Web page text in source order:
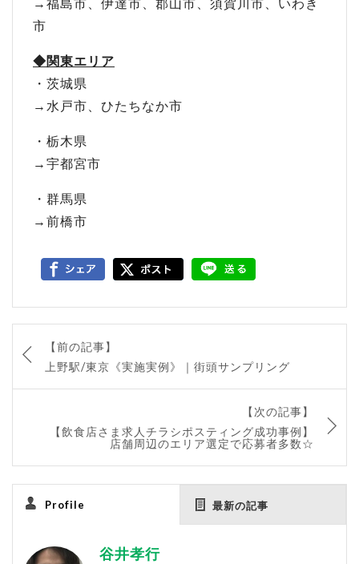
市
◆関東エリア
・茨城県
→水戸市、ひたちなか市
・栃木県
→宇都宮市
・群馬県
→前橋市
【前の記事】
上野駅/東京《実施実例》｜街頭サンプリング
【次の記事】
【飲食店さま求人チラシポスティング成功事例】
店舗周辺のエリア選定で応募者多数☆
Profile 最新の記事
谷井孝行